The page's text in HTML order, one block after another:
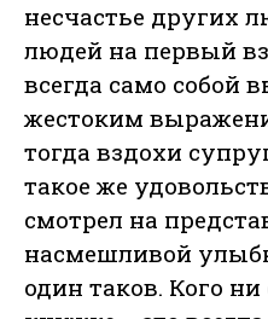
несчастье других
людей на первый
всегда само собой
жестоким
тогда вздохи
такое же
смотрел на
насмешливой
один таков. Кого